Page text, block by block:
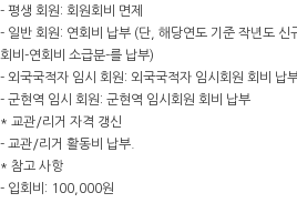
- 평생 회원: 회원회비 면제
- 일반 회원: 연회비 납부 (단, 해당연도 기준 작년도 신
회비-연회비 소급분-를 납부)
- 외국국적자 임시 회원: 외국국적자 임시회원 회비 납
- 군현역 임시 회원: 군현역 임시회원 회비 납부
* 교관/리거 자격 갱신
- 교관/리거 활동비 납부.
* 참고 사항
- 입회비: 100,000원